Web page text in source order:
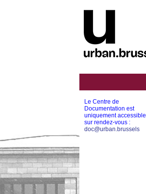
Le Centre de
Documentation est
uniquement accessible
sur rendez-vous :
doc@urban.brussels